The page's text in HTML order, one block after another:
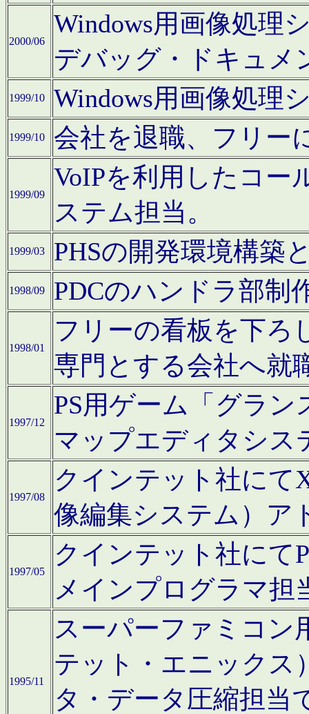
2000/06
Windows用画像処理
デバッグ・ドキュメ
1999/10 Windows用画像処理
1999/10 会社を退職、フリー
1999/09
VoIPを利用したコー
ステム担当。
1999/03 PHSの開発環境構築
1998/09 PDCのハンドラ部制
1998/01
フリーの看板を下ろ
専門とする会社へ就
1997/12
PS用ゲーム「グラン
マップエディタシス
1997/08
クインテット社にて
像編集システム）ア
1997/05
クインテット社にて
メインプログラマ担
1995/11
スーパーファミコン
テット・エニックス
タ・データ圧縮担当